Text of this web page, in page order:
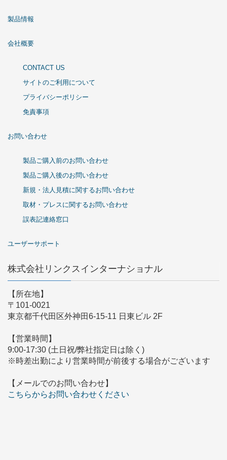
製品情報
会社概要
CONTACT US
サイトのご利用について
プライバシーポリシー
免責事項
お問い合わせ
製品ご購入前のお問い合わせ
製品ご購入後のお問い合わせ
新規・法人見積に関するお問い合わせ
取材・プレスに関するお問い合わせ
誤表記連絡窓口
ユーザーサポート
株式会社リンクスインターナショナル
【所在地】
〒101-0021
東京都千代田区外神田6-15-11 日東ビル 2F
【営業時間】
9:00-17:30 (土日祝/弊社指定日は除く)
※時差出勤により営業時間が前後する場合がございます
【メールでのお問い合わせ】
こちらからお問い合わせください